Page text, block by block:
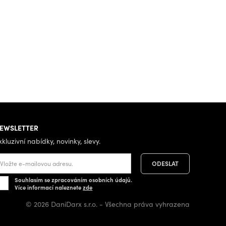
nabídky, novinky, slevy.
Souhlasím se zpracováním osobních údajů.
Více informací naleznetezde
© 2026 DaniDarx s.r.o. - Všechna práva vyhrazena